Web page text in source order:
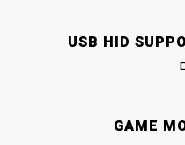
USB HID
GAME